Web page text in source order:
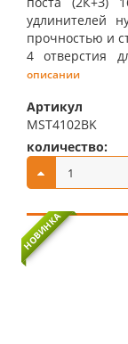
удлинителей
прочностью и
4 отверстия
описании
Артикул
MST4102BK
количество:
НОВИНКА